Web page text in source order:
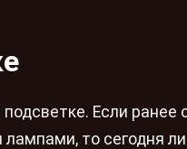
подсветке. Если ранее
то сегодня